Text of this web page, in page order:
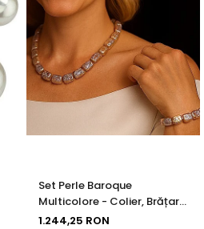
Set Perle Baroque
Multicolore - Colier, Brățară
și Cercei, Argint 925 |
1.244,25 RON